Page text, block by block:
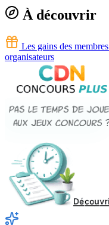
À découvrir
Les gains des membres
organisateurs